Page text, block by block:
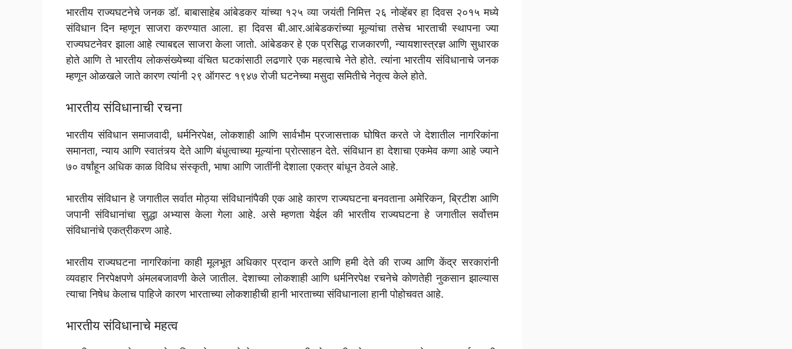
भारतीय राज्यघटनेचे जनक डॉ. बाबासाहेब आंबेडकर यांच्या १२५ व्या जयंती निमित्त २६ नोव्हेंबर हा दिवस २०१५ मध्ये
संविधान दिन म्हणून साजरा करण्यात आला. हा दिवस बी.आर.आंबेडकरांच्या मूल्यांचा तसेच भारताची स्थापना ज्या
राज्यघटनेवर झाला आहे त्याबद्दल साजरा केला जातो. आंबेडकर हे एक प्रसिद्ध राजकारणी, न्यायशास्त्रज्ञ आणि सुधारक
होते आणि ते भारतीय लोकसंख्येच्या वंचित घटकांसाठी लढणारे एक महत्वाचे नेते होते. त्यांना भारतीय संविधानाचे जनक
म्हणून ओळखले जाते कारण त्यांनी २९ ऑगस्ट १९४७ रोजी घटनेच्या मसुदा समितीचे नेतृत्व केले होते.
भारतीय संविधानाची रचना
भारतीय संविधान समाजवादी, धर्मनिरपेक्ष, लोकशाही आणि सार्वभौम प्रजासत्ताक घोषित करते जे देशातील नागरिकांना
समानता, न्याय आणि स्वातंत्र्य देते आणि बंधुत्वाच्या मूल्यांना प्रोत्साहन देते. संविधान हा देशाचा एकमेव कणा आहे ज्याने
७० वर्षांहून अधिक काळ विविध संस्कृती, भाषा आणि जातींनी देशाला एकत्र बांधून ठेवले आहे.
भारतीय संविधान हे जगातील सर्वात मोठ्या संविधानांपैकी एक आहे कारण राज्यघटना बनवताना अमेरिकन, ब्रिटीश आणि
जपानी संविधानांचा सुद्धा अभ्यास केला गेला आहे. असे म्हणता येईल की भारतीय राज्यघटना हे जगातील सर्वोत्तम
संविधानांचे एकत्रीकरण आहे.
भारतीय राज्यघटना नागरिकांना काही मूलभूत अधिकार प्रदान करते आणि हमी देते की राज्य आणि केंद्र सरकारांनी
व्यवहार निरपेक्षपणे अंमलबजावणी केले जातील. देशाच्या लोकशाही आणि धर्मनिरपेक्ष रचनेचे कोणतेही नुकसान झाल्यास
त्याचा निषेध केलाच पाहिजे कारण भारताच्या लोकशाहीची हानी भारताच्या संविधानाला हानी पोहोचवत आहे.
भारतीय संविधानाचे महत्व